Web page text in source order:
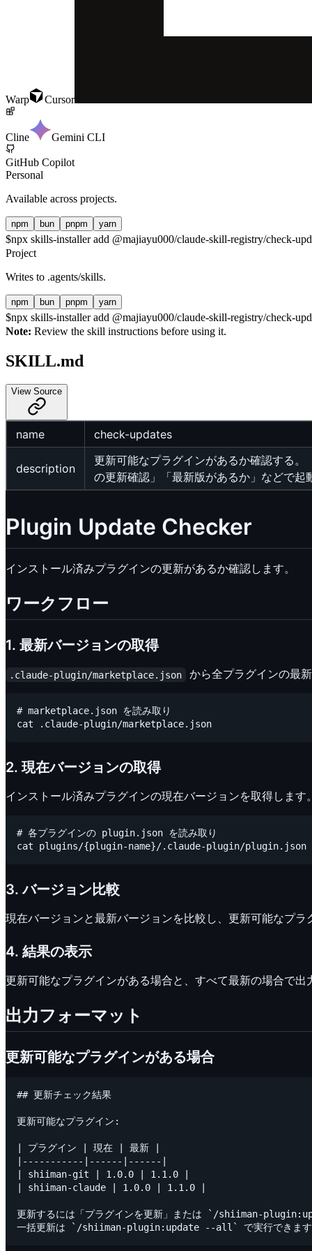
Warp Cursor
Cline Gemini CLI
GitHub Copilot
Personal
Available across projects.
npm bun pnpm yarn
$npx skills-installer add @majiayu000/claude-skill-registry/check-
Project
Writes to .agents/skills.
npm bun pnpm yarn
$npx skills-installer add @majiayu000/claude-skill-registry/check-
Note: Review the skill instructions before using it.
SKILL.md
View Source
name check-updates
description
更新可能なプラグインがあるか確認する
の更新確認」「最新版があるか」などで起
Plugin Update Checker
インストール済みプラグインの更新があるか確認します。
ワークフロー
1. 最新バージョンの取得
.claude-plugin/marketplace.json から全プラグインの最
# marketplace.json を読み取り
2. 現在バージョンの取得
インストール済みプラグインの現在バージョンを取得します
# 各プラグインの plugin.json を読み取り
3. バージョン比較
現在バージョンと最新バージョンを比較し、更新可能なプラ
4. 結果の表示
更新可能なプラグインがある場合と、すべて最新の場合で出
出力フォーマット
更新可能なプラグインがある場合
## 更新チェック結果
更新可能なプラグイン:
| プラグイン | 現在 | 最新 |
|-----------|------|------|
| shiiman-git | 1.0.0 | 1.1.0 |
| shiiman-claude | 1.0.0 | 1.1.0 |
更新するには「プラグインを更新」または `/shiiman-